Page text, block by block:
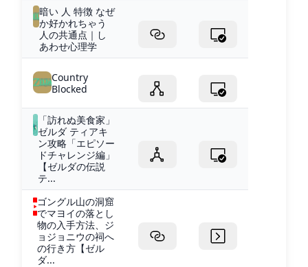
暗い 人 特徴 なぜ
か好かれちゃう
人の共通点｜し
あわせ心理学
Country
Blocked
「訪れぬ美食家」
ゼルダ ティアキ
ン攻略「エピソー
ドチャレンジ編」
【ゼルダの伝説
テ...
ゴングル山の洞窟
でマヨイの落とし
物の入手方法、ジ
ョジョニウの祠へ
の行き方【ゼル
ダ...